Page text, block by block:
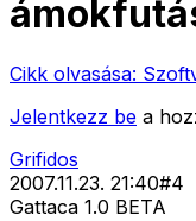
Cikk olvasása:
Jelentkezz be a
Grifidos
2007.11.23. 21:40#4
Gattaca 1.0 BETA